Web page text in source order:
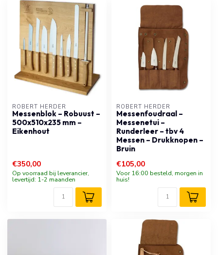
ROBERT HERDER
Messenblok – Robuust –
500x510x235 mm –
Eikenhout
€350,00
Op voorraad bij leverancier,
levertijd: 1-2 maanden
ROBERT HERDER
Messenfoudraal –
Messenetui –
Runderleer – tbv 4
Messen – Drukknopen –
Bruin
€105,00
Voor 16:00 besteld, morgen in
huis!